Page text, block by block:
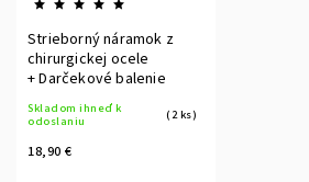
Strieborný náramok z
chirurgickej ocele
+ Darčekové balenie
Skladom ihneď k
odoslaniu
(2 ks)
18,90 €